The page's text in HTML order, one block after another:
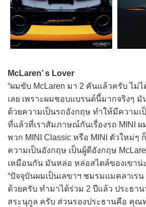
McLaren’ s Lover
“ผมขับ McLaren มา 2 คันแล้วครับ ไม่
เลย เพราะผมชอบแบรนด์นี้มากจริงๆ
ด้วยความเป็นรถอังกฤษ ทำให้มีความเ
ที่แล้วที่เราสัมภาษณ์กันเรื่องรถ MINI ผ
พวก MINI Classic หรือ MINI ตัวใหม่ๆ
ความเป็นอังกฤษ เป็นผู้ดีอังกฤษ
เหมือนกัน มันหล่อ หล่อสไตล์ของเขาน่
“ปัจจุบันผมเป็นเลขาฯ ชมรมแมคลาเร
ด้วยครับ ทำมาได้ร่วม 2 ปีแล้ว ประธา
สระนุกูล ครับ ส่วนรองประธานคือ คุณ